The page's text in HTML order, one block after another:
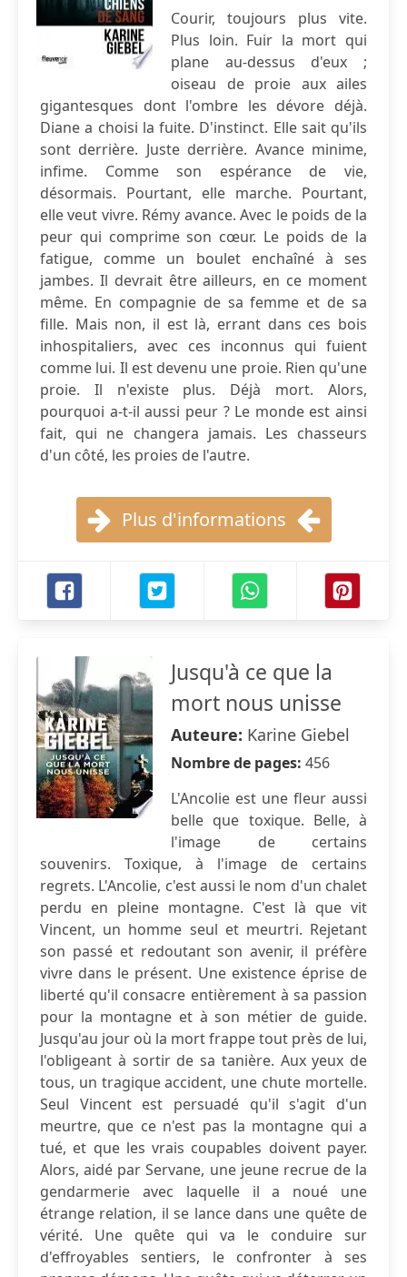
Courir, toujours plus vite.
Plus loin. Fuir la mort qui
plane au-dessus d'eux ;
oiseau de proie aux ailes
gigantesques dont l'ombre les dévore déjà.
Diane a choisi la fuite. D'instinct. Elle sait qu'ils
sont derrière. Juste derrière. Avance minime,
infime. Comme son espérance de vie,
désormais. Pourtant, elle marche. Pourtant,
elle veut vivre. Rémy avance. Avec le poids de la
peur qui comprime son cœur. Le poids de la
fatigue, comme un boulet enchaîné à ses
jambes. Il devrait être ailleurs, en ce moment
même. En compagnie de sa femme et de sa
fille. Mais non, il est là, errant dans ces bois
inhospitaliers, avec ces inconnus qui fuient
comme lui. Il est devenu une proie. Rien qu'une
proie. Il n'existe plus. Déjà mort. Alors,
pourquoi a-t-il aussi peur ? Le monde est ainsi
fait, qui ne changera jamais. Les chasseurs
d'un côté, les proies de l'autre.
Plus d'informations
Jusqu'à ce que la
mort nous unisse
Auteure: Karine Giebel
Nombre de pages: 456
L'Ancolie est une fleur aussi
belle que toxique. Belle, à
l'image de certains
souvenirs. Toxique, à l'image de certains
regrets. L'Ancolie, c'est aussi le nom d'un chalet
perdu en pleine montagne. C'est là que vit
Vincent, un homme seul et meurtri. Rejetant
son passé et redoutant son avenir, il préfère
vivre dans le présent. Une existence éprise de
liberté qu'il consacre entièrement à sa passion
pour la montagne et à son métier de guide.
Jusqu'au jour où la mort frappe tout près de lui,
l'obligeant à sortir de sa tanière. Aux yeux de
tous, un tragique accident, une chute mortelle.
Seul Vincent est persuadé qu'il s'agit d'un
meurtre, que ce n'est pas la montagne qui a
tué, et que les vrais coupables doivent payer.
Alors, aidé par Servane, une jeune recrue de la
gendarmerie avec laquelle il a noué une
étrange relation, il se lance dans une quête de
vérité. Une quête qui va le conduire sur
d'effroyables sentiers, le confronter à ses